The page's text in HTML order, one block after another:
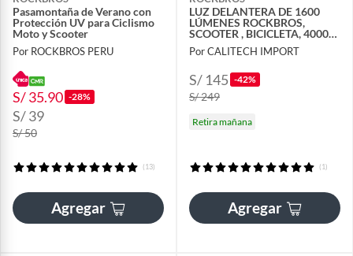
Pasamontaña de Verano con
Protección UV para Ciclismo
Moto y Scooter
Por ROCKBROS PERU
S/ 35.90 -28%
S/ 39
S/ 50
(13)
Agregar
LUZ DELANTERA DE 1600
LÚMENES ROCKBROS,
SCOOTER , BICICLETA, 4000
mAh, color NEGRO
Por CALITECH IMPORT
S/ 145 -42%
S/ 249
Retira mañana
(1)
Agregar